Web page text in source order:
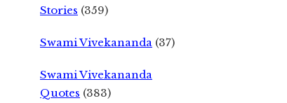
Stories (359)
Swami Vivekananda (37)
Swami Vivekananda
Quotes (383)